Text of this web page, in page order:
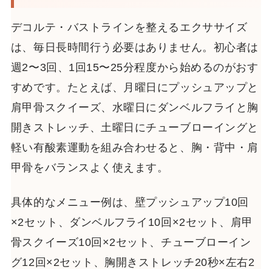
デコルテ・バストラインを整えるエクササイズ
は、毎日長時間行う必要はありません。初心者は
週2〜3回、1回15〜25分程度から始めるのがおす
すめです。たとえば、月曜日にプッシュアップと
肩甲骨スクイーズ、水曜日にダンベルフライと胸
開きストレッチ、土曜日にチューブローイングと
軽い有酸素運動を組み合わせると、胸・背中・肩
甲骨をバランスよく使えます。
具体的なメニュー例は、壁プッシュアップ10回
×2セット、ダンベルフライ10回×2セット、肩甲
骨スクイーズ10回×2セット、チューブローイン
グ12回×2セット、胸開きストレッチ20秒×左右2